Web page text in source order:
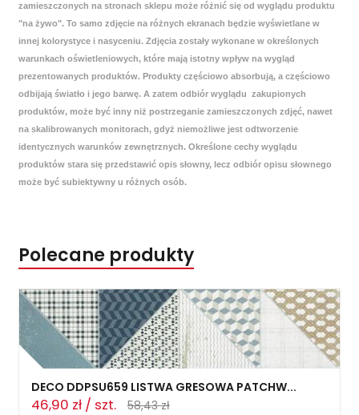
zamieszczonych na stronach sklepu może różnić się od wyglądu produktu
"na żywo". To samo zdjęcie na różnych ekranach będzie wyświetlane w
innej kolorystyce i nasyceniu. Zdjęcia zostały wykonane w określonych
warunkach oświetleniowych, które mają istotny wpływ na wygląd
prezentowanych produktów. Produkty częściowo absorbują, a częściowo
odbijają światło i jego barwę. A zatem odbiór wyglądu zakupionych
produktów, może być inny niż postrzeganie zamieszczonych zdjęć, nawet
na skalibrowanych monitorach, gdyż niemożliwe jest odtworzenie
identycznych warunków zewnętrznych. Określone cechy wyglądu
produktów stara się przedstawić opis słowny, lecz odbiór opisu słownego
może być subiektywny u różnych osób.
Polecane produkty
DECO DDPSU659 LISTWA GRESOWA PATCHW...
46,90 zł / szt.
58,43 zł